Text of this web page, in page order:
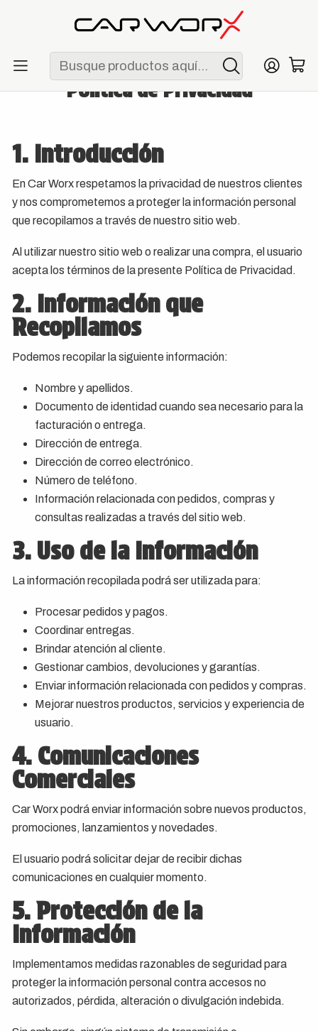
ENVÍO GRATIS POR COMPRAS MAYORES A S/ 250
Política de Privacidad
Política de Privacidad
1. Introducción
En Car Worx respetamos la privacidad de nuestros clientes
y nos comprometemos a proteger la información personal
que recopilamos a través de nuestro sitio web.
Al utilizar nuestro sitio web o realizar una compra, el usuario
acepta los términos de la presente Política de Privacidad.
2. Información que
Recopilamos
Podemos recopilar la siguiente información:
Nombre y apellidos.
Documento de identidad cuando sea necesario para la
facturación o entrega.
Dirección de entrega.
Dirección de correo electrónico.
Número de teléfono.
Información relacionada con pedidos, compras y
consultas realizadas a través del sitio web.
3. Uso de la Información
La información recopilada podrá ser utilizada para:
Procesar pedidos y pagos.
Coordinar entregas.
Brindar atención al cliente.
Gestionar cambios, devoluciones y garantías.
Enviar información relacionada con pedidos y compras.
Mejorar nuestros productos, servicios y experiencia de
usuario.
4. Comunicaciones
Comerciales
Car Worx podrá enviar información sobre nuevos productos,
promociones, lanzamientos y novedades.
El usuario podrá solicitar dejar de recibir dichas
comunicaciones en cualquier momento.
5. Protección de la
Información
Implementamos medidas razonables de seguridad para
proteger la información personal contra accesos no
autorizados, pérdida, alteración o divulgación indebida.